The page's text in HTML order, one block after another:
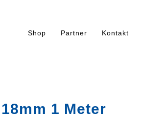
Shop Partner Kontakt
1 Meter